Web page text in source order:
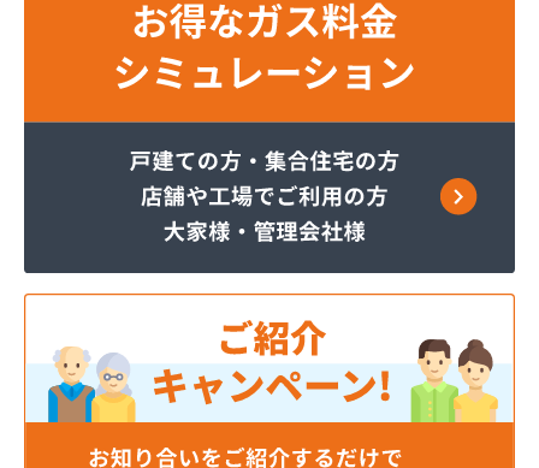
ヤスカワガス灯油センター/
ライフォス株式会社 プロパン部/
ライフォス株式会社 東岡山工場/
伊丹産業株式会社/
伊丹産業株式会社 岡山工場/
伊丹産業株式会社 御津営業所/
伊丹産業株式会社 倉敷営業所/
伊藤忠エネクスホームライフ西日本株式会社 岡山
伊藤忠エネクスホームライフ西日本株式会社 倉敷
営業所/
井原エネルギー株式会社/
井原エルピーガス株式会社/
奥憲商店/